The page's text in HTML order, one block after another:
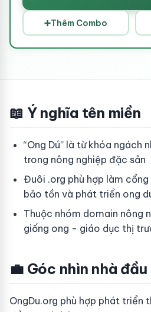
➕Thêm Combo
📖 Ý nghĩa tên miền
“Ong Dú” là từ khóa ngách
trong nông nghiệp đặc sản
Đuôi .org phù hợp làm
bảo tồn và phát triển ong
Thuộc nhóm domain nông
giống ong - giáo dục thị
💼 Góc nhìn nhà
OngDu.org phù hợp phát triển